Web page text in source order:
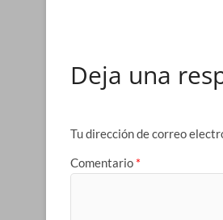
Deja una
Tu dirección de correo
Comentario *